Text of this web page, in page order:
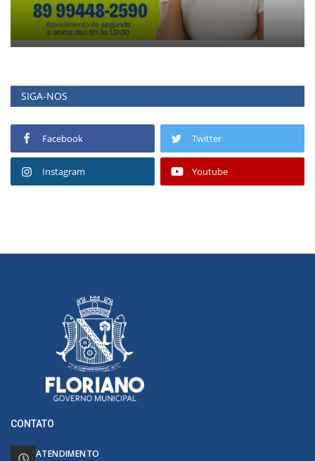
SIGA-NOS
Facebook Twitter
Instagram Youtube
CONTATO
ATENDIMENTO